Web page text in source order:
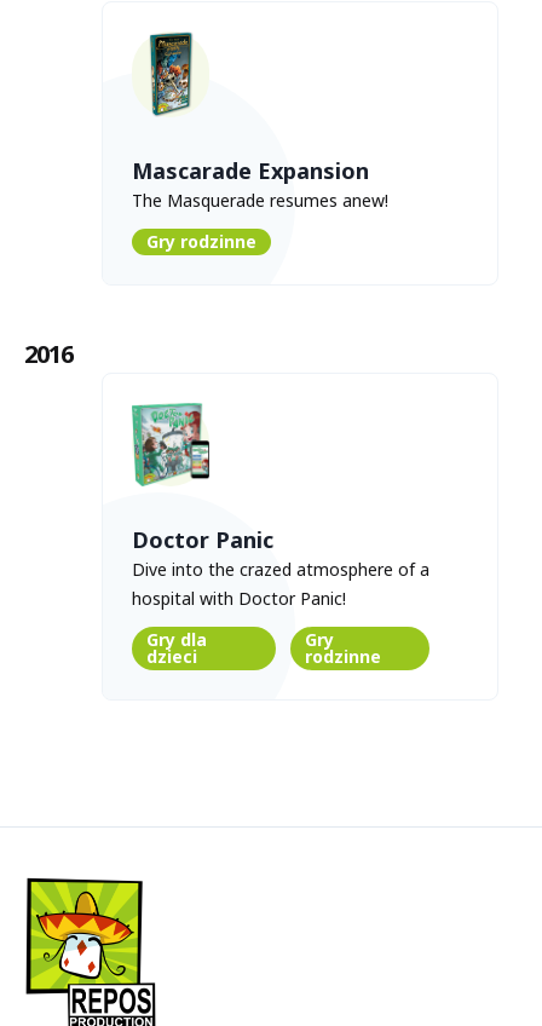
Mascarade Expansion
The Masquerade resumes anew!
Gry rodzinne
2016
Doctor Panic
Dive into the crazed atmosphere of a
hospital with Doctor Panic!
Gry dla
dzieci
Gry
rodzinne